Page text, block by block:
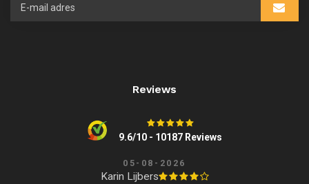
Reviews
9.6/10 - 10187 Reviews
05-08-2026
Karin Lijbers